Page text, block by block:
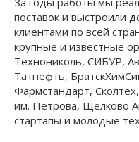
поставок и выстроили
клиентами по всей
крупные и известные
Технониколь, СИБУР,
Татнефть,
Фармстандарт,
им. Петрова, Щёлково
стартапы и молодые